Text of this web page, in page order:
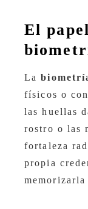
El
La
físicos o
las huellas
rostro o las
fortaleza
propia